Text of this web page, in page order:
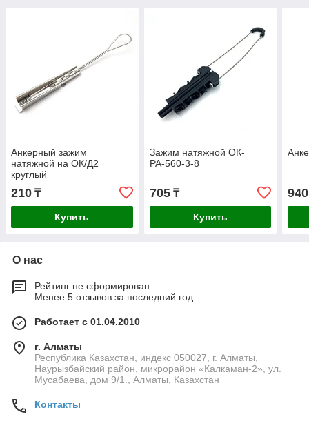
Анкерный зажим
натяжной на ОК/Д2
круглый
210 ₸
Купить
Зажим натяжной ОК-
РА-560-3-8
705₸
Купить
940
О нас
Рейтинг не сформирован
Менее 5 отзывов за последний год
Работает с 01.04.2010
г. Алматы
Республика Казахстан, индекс 050027, г. Алматы,
Наурызбайский район, микрорайон «Калкаман-2», ул.
Мусабаева, дом 9/1., Алматы, Казахстан
Контакты